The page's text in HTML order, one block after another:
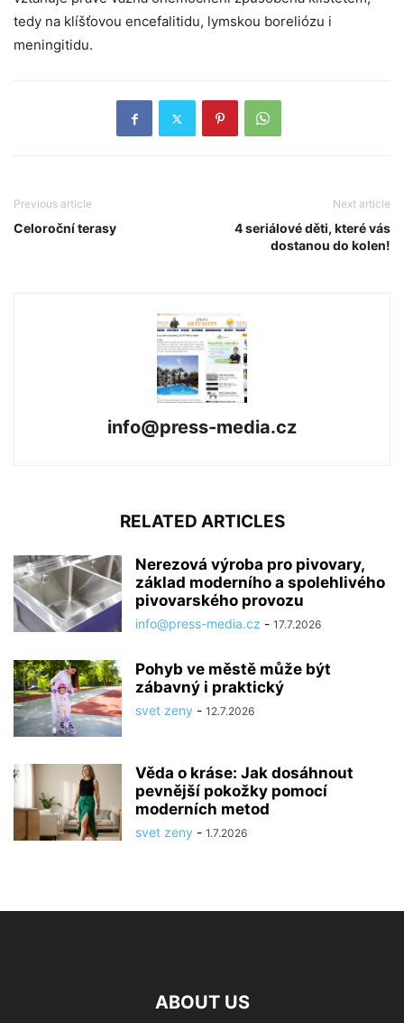
tedy na klíšťovou encefalitidu, lymskou boreliózu i
meningitidu.
Previous article
Celoroční terasy
Next article
4 seriálové děti, které vás
dostanou do kolen!
info@press-media.cz
RELATED ARTICLES
Nerezová výroba pro pivovary,
základ moderního a spolehlivého
pivovarského provozu
info@press-media.cz - 17.7.2026
Pohyb ve městě může být
zábavný i praktický
svet zeny - 12.7.2026
Věda o kráse: Jak dosáhnout
pevnější pokožky pomocí
moderních metod
svet zeny - 1.7.2026
ABOUT US